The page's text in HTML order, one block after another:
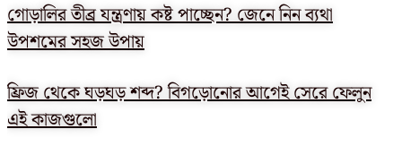
গোড়ালির তীব্র যন্ত্রণায় কষ্ট পাচ্ছেন? জেনে নিন ব্যথা
উপশমের সহজ উপায়
ফ্রিজ থেকে ঘড়ঘড় শব্দ? বিগড়োনোর আগেই সেরে ফেলুন
এই কাজগুলো